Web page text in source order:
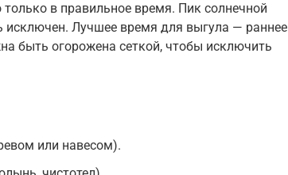
в правильное время. Пик солнечной
исключен. Лучшее время для выгула — раннее
быть огорожена сеткой, чтобы исключить
или навесом).